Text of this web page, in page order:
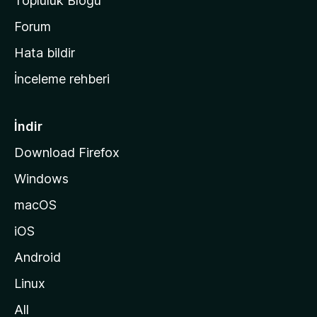
n
a
s
y
a
ı
n
i
d
Forum
Hata bildir
İnceleme rehberi
İndir
Download Firefox
Windows
macOS
iOS
Android
Linux
All